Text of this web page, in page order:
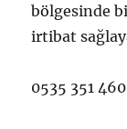
bölgesinde
irtibat
0535 351